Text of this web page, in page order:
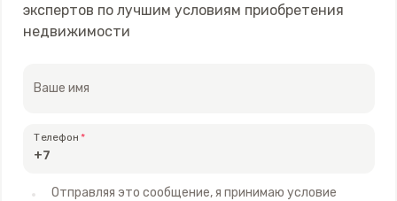
экспертов по лучшим условиям приобретения
недвижимости
Ваше имя
Телефон
Отправляя это сообщение, я принимаю условие